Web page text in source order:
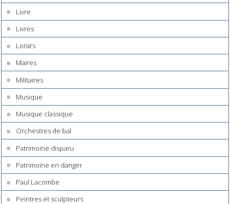
Livre
Livres
Loisirs
Maires
Militaires
Musique
Musique classique
Orchestres de bal
Patrimoine disparu
Patrimoine en danger
Paul Lacombe
Peintres et sculpteurs